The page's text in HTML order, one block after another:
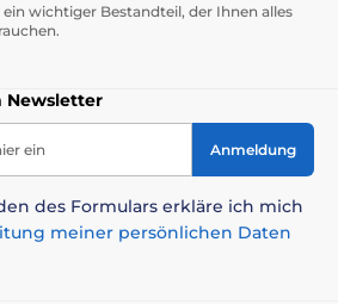
ein wichtiger Bestandteil, der Ihnen alles
Newsletter
ein Anmeldung
des Formulars erkläre ich mich
meiner persönlichen Daten